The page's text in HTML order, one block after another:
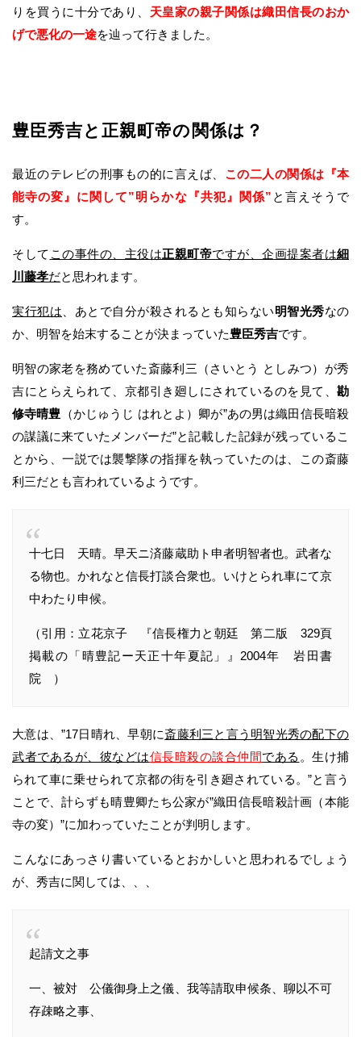
りを買うに十分であり、 天皇家の親子関係は織田信長のおか
げで悪化の一途を辿って行きました。
豊臣秀吉と正親町帝の関係は？
最近のテレビの刑事もの的に言えば、 この二人の関係は『本
能寺の変』に関して”明らかな『共犯』関係” と言えそうで
す。
そして この事件の、主役は正親町帝ですが、企画提案者は細
川藤孝だと思われます。
実行犯は 、あとで自分が殺されるとも知らない明智光秀なの
か、明智を始末することが決まっていた豊臣秀吉です。
明智の家老を務めていた斎藤利三（さいとう としみつ）が秀
吉にとらえられて、京都引き廻しにされているのを見て、 勘
修寺晴豊 （かじゅうじ はれとよ）卿が”あの男は織田信長暗殺
の謀議に来ていたメンバーだ”と記載した記録が残っているこ
とから、一説では襲撃隊の指揮を執っていたのは、この斎藤
利三だとも言われているようです。
十七日 天晴。早天ニ済藤蔵助ト申者明智者也。武者な
る物也。かれなと信長打談合衆也。いけとられ車にて京
中わたり申候。
（引用：立花京子 『信長権力と朝廷 第二版 329頁
掲載の「晴豊記ー天正十年夏記」』2004年 岩田書
院 ）
大意は、”17日晴れ、早朝に斎藤利三と言う明智光秀の配下の
武者であるが、彼などは信長暗殺の談合仲間である 。生け捕
られて車に乗せられて京都の街を引き廻されている。”と言う
ことで、計らずも晴豊卿たち公家が”織田信長暗殺計画（本能
寺の変）”に加わっていたことが判明します。
こんなにあっさり書いているとおかしいと思われるでしょう
が、秀吉に関しては、、、
起請文之事
一、被対 公儀御身上之儀、我等請取申候条、聊以不可
存疎略之事、